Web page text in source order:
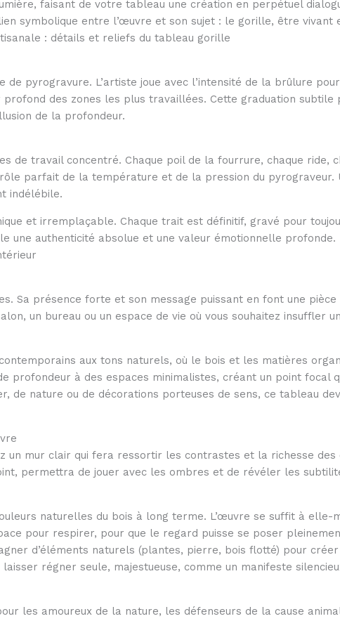
faisant de votre tableau une création en perpétuel
symbolique entre l’œuvre et son sujet : le gorille, être vivant
: détails et reliefs du tableau gorille
pyrogravure. L’artiste joue avec l’intensité de la brûlure
des zones les plus travaillées. Cette graduation subtile
de la profondeur.
de travail concentré. Chaque poil de la fourrure, chaque ride,
parfait de la température et de la pression du pyrograveur.
indélébile.
et irremplaçable. Chaque trait est définitif, gravé pour
une authenticité absolue et une valeur émotionnelle profonde.
Sa présence forte et son message puissant en font une
un bureau ou un espace de vie où vous souhaitez insuffler
aux tons naturels, où le bois et les matières
profondeur à des espaces minimalistes, créant un point focal
de nature ou de décorations porteuses de sens, ce tableau
un mur clair qui fera ressortir les contrastes et la richesse des
permettra de jouer avec les ombres et de révéler les
naturelles du bois à long terme. L’œuvre se suffit à elle-
pour respirer, pour que le regard puisse se poser
d’éléments naturels (plantes, pierre, bois flotté) pour créer
régner seule, majestueuse, comme un manifeste
les amoureux de la nature, les défenseurs de la cause